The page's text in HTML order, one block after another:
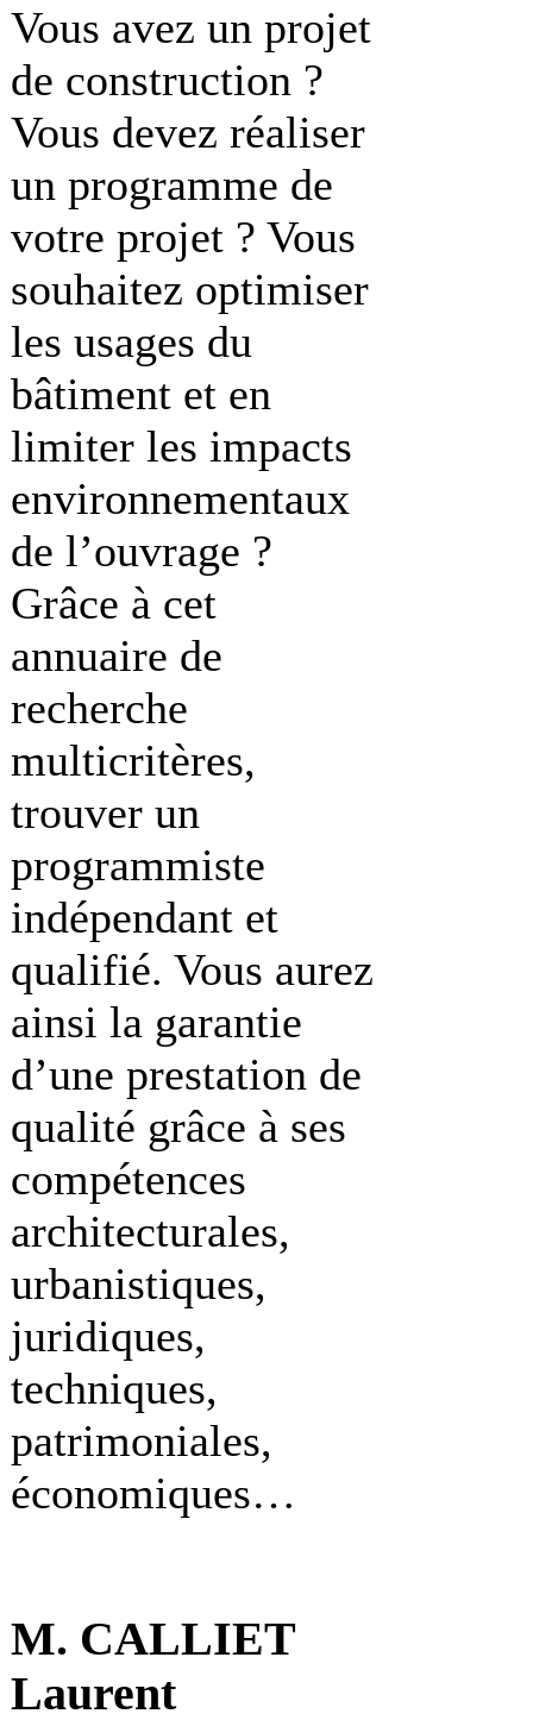
Vous avez un projet
de construction ?
Vous devez réaliser
un programme de
votre projet ? Vous
souhaitez optimiser
les usages du
bâtiment et en
limiter les impacts
environnementaux
de l’ouvrage ?
Grâce à cet
annuaire de
recherche
multicritères,
trouver un
programmiste
indépendant et
qualifié. Vous aurez
ainsi la garantie
d’une prestation de
qualité grâce à ses
compétences
architecturales,
urbanistiques,
juridiques,
techniques,
patrimoniales,
économiques…
M. CALLIET
Laurent